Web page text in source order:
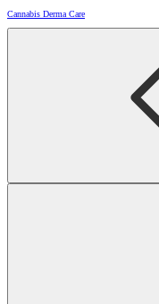
Cannabis Derma Care